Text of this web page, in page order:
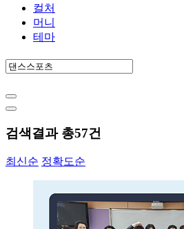
컬처
머니
테마
검색결과 총57건
최신순 정확도순